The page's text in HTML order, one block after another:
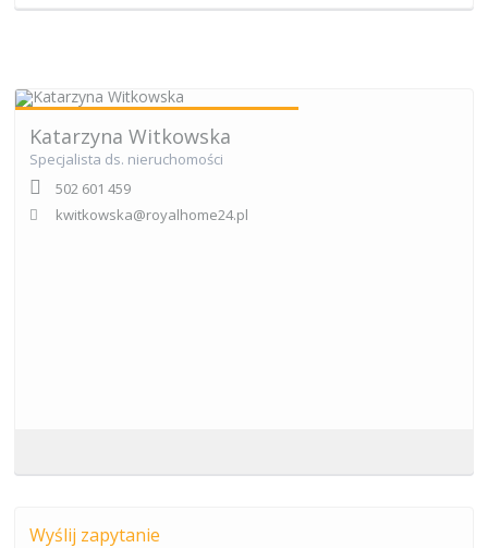
Katarzyna Witkowska
Specjalista ds. nieruchomości
502 601 459
kwitkowska@royalhome24.pl
Wyślij zapytanie